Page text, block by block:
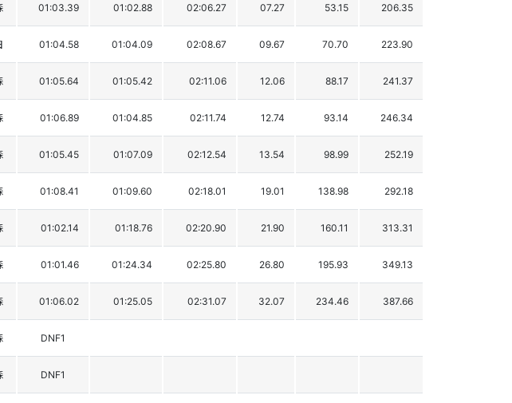
01:03.39 01:02.88 02:06.27 07.27 53.15 206.35
01:04.58 01:04.09 02:08.67 09.67 70.70 223.90
01:05.64 01:05.42 02:11.06 12.06 88.17 241.37
01:06.89 01:04.85 02:11.74 12.74 93.14 246.34
01:05.45 01:07.09 02:12.54 13.54 98.99 252.19
01:08.41 01:09.60 02:18.01 19.01 138.98 292.18
01:02.14 01:18.76 02:20.90 21.90 160.11 313.31
01:01.46 01:24.34 02:25.80 26.80 195.93 349.13
01:06.02 01:25.05 02:31.07 32.07 234.46 387.66
DNF1
DNF1